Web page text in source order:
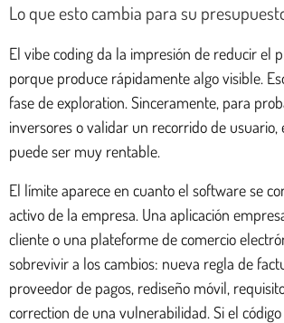
Lo que esto cambia para su
El vibe coding da la impresión de reducir el
porque produce rápidamente algo visible.
fase de exploration. Sinceramente, para
inversores o validar un recorrido de usuario,
puede ser muy rentable.
El límite aparece en cuanto el software se
activo de la empresa. Una aplicación
cliente o una plateforme de comercio
sobrevivir a los cambios: nueva regla de
proveedor de pagos, rediseño móvil,
correction de una vulnerabilidad. Si el